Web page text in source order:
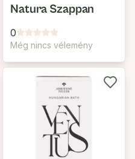
Natura Szappan
0
Még nincs vélemény